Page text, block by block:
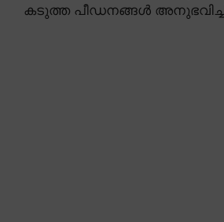
കടുത്ത പീഡനങ്ങൾ